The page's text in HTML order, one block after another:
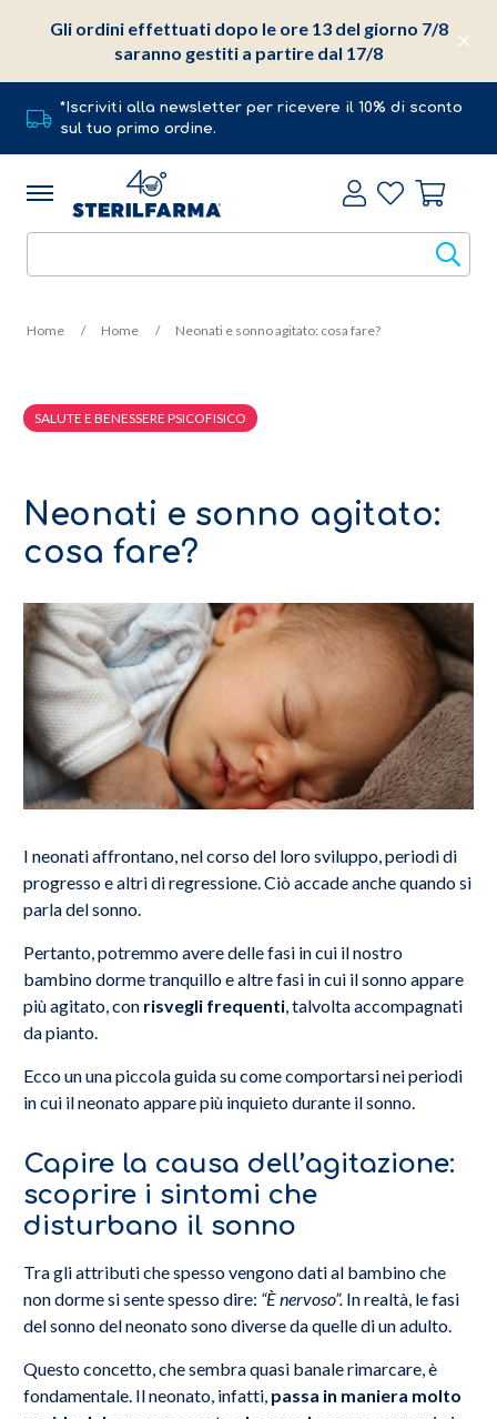
*Iscriviti alla newsletter per ricevere il 10% di sconto
sul tuo primo ordine.
Home Home Neonati e sonno agitato: cosa fare?
SALUTE E BENESSERE PSICOFISICO
21 Febbraio 2022
Neonati e sonno agitato:
cosa fare?
I neonati affrontano, nel corso del loro sviluppo, periodi di
progresso e altri di regressione. Ciò accade anche quando si
parla del sonno.
Pertanto, potremmo avere delle fasi in cui il nostro
bambino dorme tranquillo e altre fasi in cui il sonno appare
più agitato, con risvegli frequenti, talvolta accompagnati
da pianto.
Ecco un una piccola guida su come comportarsi nei periodi
in cui il neonato appare più inquieto durante il sonno.
Capire la causa dell’agitazione:
scoprire i sintomi che
disturbano il sonno
Tra gli attributi che spesso vengono dati al bambino che
non dorme si sente spesso dire: “È nervoso”. In realtà, le fasi
del sonno del neonato sono diverse da quelle di un adulto.
Questo concetto, che sembra quasi banale rimarcare, è
fondamentale. Il neonato, infatti, passa in maniera molto
Gli ordini effettuati dopo le ore 13 del giorno 7/8
saranno gestiti a partire dal 17/8